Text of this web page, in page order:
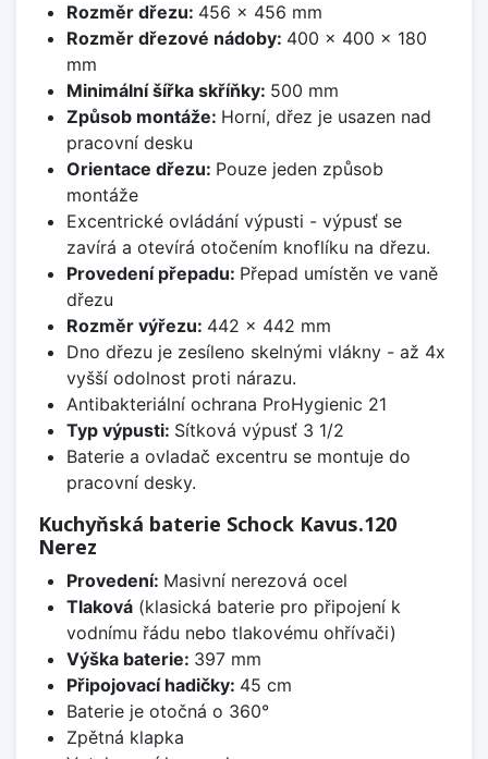
Rozměr dřezu: 456 x 456 mm
Rozměr dřezové nádoby: 400 x 400 x 180
mm
Minimální šířka skříňky: 500 mm
Způsob montáže: Horní, dřez je usazen nad
pracovní desku
Orientace dřezu: Pouze jeden způsob
montáže
Excentrické ovládání výpusti - výpusť se
zavírá a otevírá otočením knoflíku na dřezu.
Provedení přepadu: Přepad umístěn ve vaně
dřezu
Rozměr výřezu: 442 x 442 mm
Dno dřezu je zesíleno skelnými vlákny - až 4x
vyšší odolnost proti nárazu.
Antibakteriální ochrana ProHygienic 21
Typ výpusti: Sítková výpusť 3 1/2
Baterie a ovladač excentru se montuje do
pracovní desky.
Kuchyňská baterie Schock Kavus.120
Nerez
Provedení: Masivní nerezová ocel
Tlaková(klasická baterie pro připojení k
vodnímu řádu nebo tlakovému ohřívači)
Výška baterie: 397 mm
Připojovací hadičky: 45 cm
Baterie je otočná o 360°
Zpětná klapka